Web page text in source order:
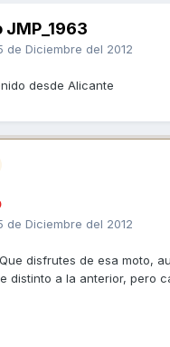
de Diciembre del 2012
desde Alicante
de Diciembre del 2012
disfrutes de esa moto,
distinto a la anterior, pero